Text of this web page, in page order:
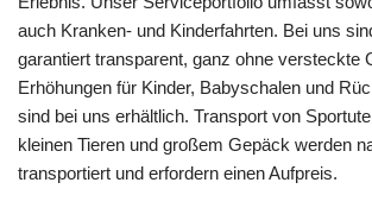
auch Kranken- und Kinderfahrten. Bei uns
garantiert transparent, ganz ohne versteckte
Erhöhungen für Kinder, Babyschalen und
sind bei uns erhältlich. Transport von
kleinen Tieren und großem Gepäck werden
transportiert und erfordern einen Aufpreis.